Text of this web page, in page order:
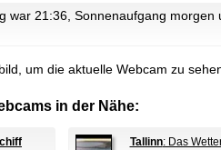
war 21:36, Sonnenaufgang morgen
um die aktuelle Webcam zu
in der Nähe:
Tallinn: Das